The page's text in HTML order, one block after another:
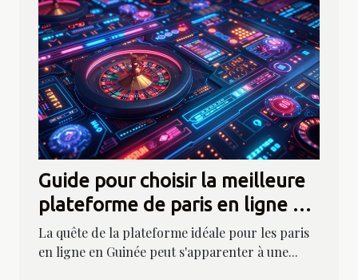
Guide pour choisir la meilleure
plateforme de paris en ligne en
Guinée
La quête de la plateforme idéale pour les paris
en ligne en Guinée peut s'apparenter à une...